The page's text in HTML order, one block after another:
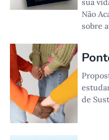
Não
sobre
de